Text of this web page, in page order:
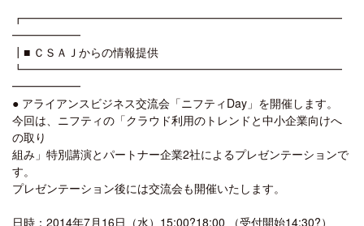
┏━━━━━━━━━━━━━━━━━━━━━━━━━━━━
━━━━━━
┃■ ＣＳＡＪからの情報提供
┗━━━━━━━━━━━━━━━━━━━━━━━━━━━━
━━━━━━
● アライアンスビジネス交流会「ニフティDay」を開催します。
今回は、ニフティの「クラウド利用のトレンドと中小企業向けへ
の取り
組み」特別講演とパートナー企業2社によるプレゼンテーションで
す。
プレゼンテーション後には交流会も開催いたします。
日時：2014年7月16日（水）15:00?18:00 （受付開始14:30?）